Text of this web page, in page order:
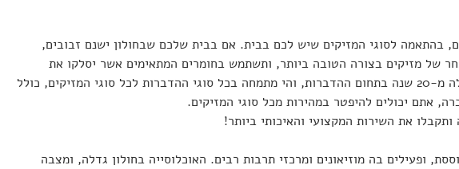
בהתאמה לסוגי המזיקים שיש לכם בבית. אם בבית שלכם שבחולון ישנם זבובים,
של מזיקים בצורה הטובה ביותר, ותשתמש בחומרים המתאימים אשר יסלקו את
המזיקים מביתכם אחת ולתמיד. חברת סיירת הדברה היא בעלת ניסיון של למעלה מ-20 שנה בתחום ההדברות, והי מתמחה בכל סוגי ההדברות לכל סוגי המזיקים, כולל
אתם יכולים להיפטר במהירות מכל סוגי המזיקים.
את השירות המקצועי והאיכותי ביותר!
ופעילים בה מוזיאונים ומרכזי תרבות רבים. האוכלוסייה בחולון גדלה, ומצבה